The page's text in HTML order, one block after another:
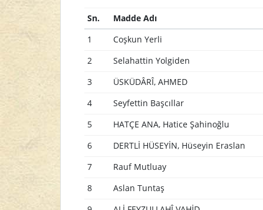
Sn. Madde Adı
1
Coşkun Yerli
2 Selahattin Yolgiden
3 ÜSKÜDÂRÎ, AHMED
4 Seyfettin Başcıllar
5 HATÇE ANA, Hatice Şahinoğlu
6 DERTLİ HÜSEYİN, Hüseyin Eraslan
7 Rauf Mutluay
8 Aslan Tuntaş